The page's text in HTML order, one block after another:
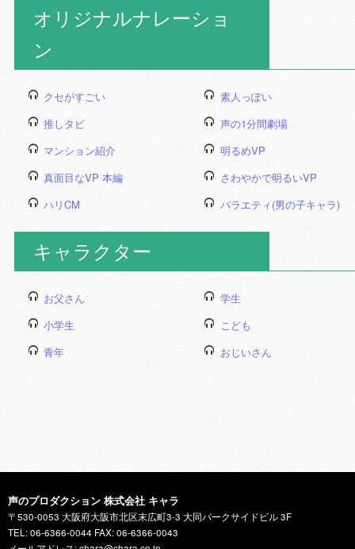
オリジナルナレーショ
ン
クセがすごい
素人っぽい
推しタビ
声の1分間劇場
マンション紹介
明るめVP
真面目なVP 本編
さわやかで明るいVP
ハリCM
バラエティ(男の子キャラ)
キャラクター
お父さん
学生
小学生
こども
青年
おじいさん
声のプロダクション 株式会社 キャラ
〒530-0053 大阪府大阪市北区末広町3-3 大同パークサイドビル 3F
TEL: 06-6366-0044 FAX: 06-6366-0043